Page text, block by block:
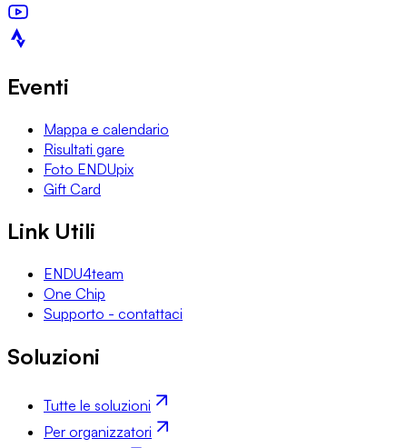
Eventi
Mappa e calendario
Risultati gare
Foto ENDUpix
Gift Card
Link Utili
ENDU4team
One Chip
Supporto - contattaci
Soluzioni
Tutte le soluzioni
Per organizzatori